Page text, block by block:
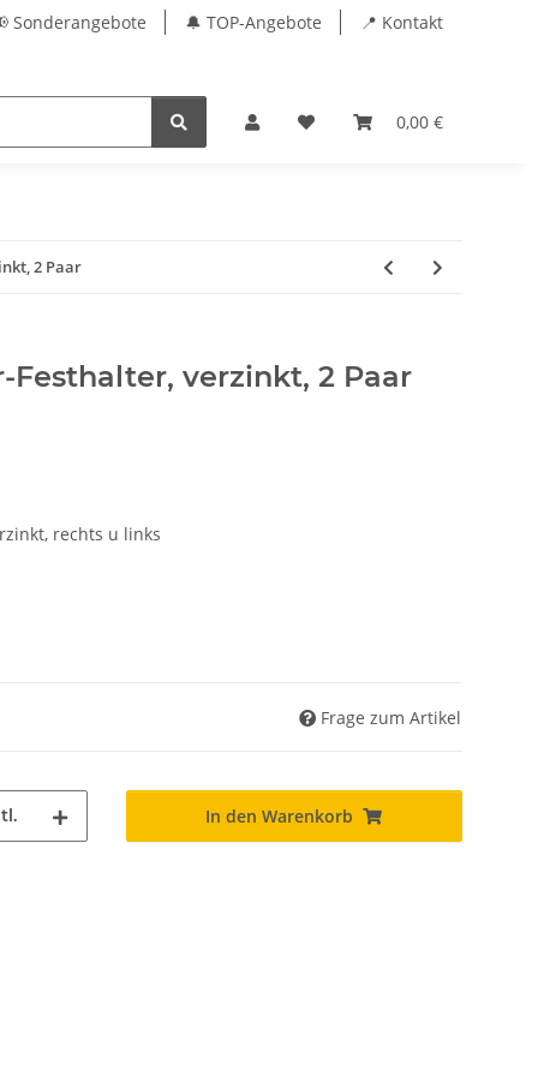
Sonderangebote 🔔 TOP-Angebote 📍 Kontakt
0,00 €
2 Paar
Festhalter, verzinkt, 2 Paar
rechts u links
Frage zum Artikel
In den Warenkorb